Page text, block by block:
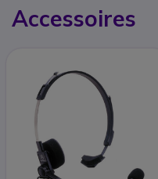
Accessoires